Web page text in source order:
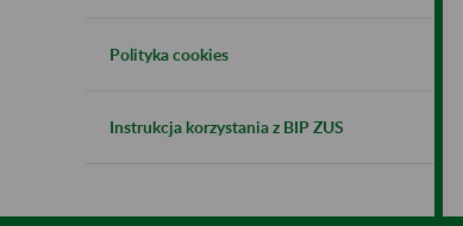
Polityka cookies
Instrukcja korzystania z BIP ZUS